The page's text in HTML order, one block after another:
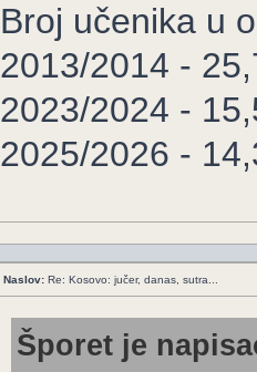
Broj učenika u
2013/2014 -
2023/2024 -
2025/2026 -
Naslov: Re: Kosovo: jučer, danas, sutra...
Šporet je